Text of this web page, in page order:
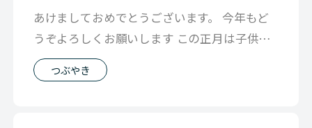
あけましておめでとうございます。 今年もど
うぞよろしくお願いします この正月は子供た
ちと千葉の鴨川にある 義父の家でゆっ
つぶやき